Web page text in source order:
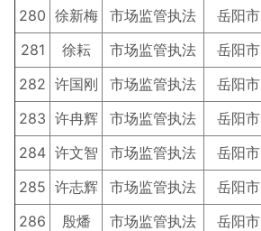
280 徐新梅 市场监管执法 岳阳市
281
徐耘 市场监管执法 岳阳市
282 许国刚 市场监管执法 岳阳市
283 许冉辉 市场监管执法 岳阳市
284 许文智 市场监管执法 岳阳市
285 许志辉 市场监管执法 岳阳市
286
殷燔 市场监管执法 岳阳市